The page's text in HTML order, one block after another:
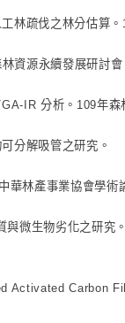
林疏伐之林分估算
資源永續發展研討會
IR 分析。109年森
分解吸管之研究。
林產事業協會學術
微生物劣化之研究
Carbon